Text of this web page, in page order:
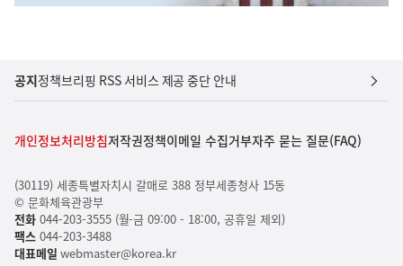
공지정책브리핑 RSS 서비스 제공 중단 안내
개인정보처리방침저작권정책이메일 수집거부자주 묻는 질문(FAQ)
(30119) 세종특별자치시 갈매로 388 정부세종청사 15동
© 문화체육관광부
전화044-203-3555 (월-금 09:00 - 18:00, 공휴일 제외)
팩스044-203-3488
대표메일 webmaster@korea.kr